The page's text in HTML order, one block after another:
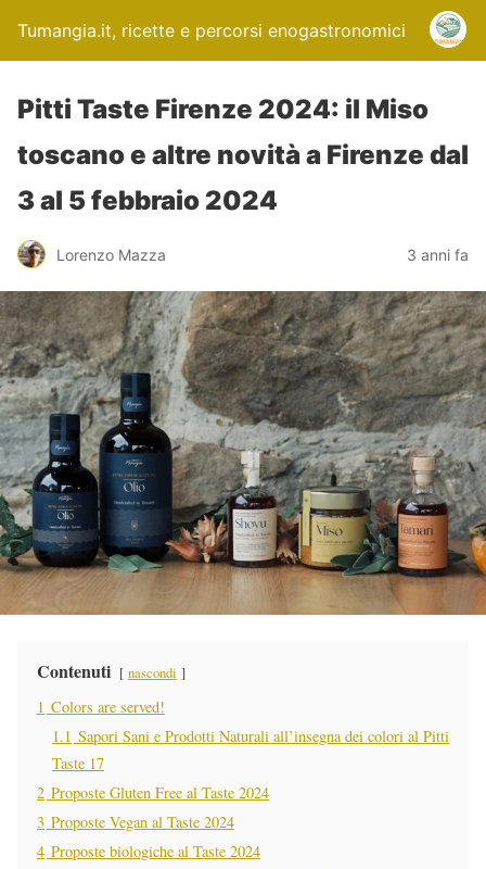
Tumangia.it, ricette e percorsi enogastronomici
Pitti Taste Firenze 2024: il Miso
toscano e altre novità a Firenze dal
3 al 5 febbraio 2024
Lorenzo Mazza 3 anni fa
Contenuti nascondi
1 Colors are served!
1.1 Sapori Sani e Prodotti Naturali all’insegna dei colori al Pitti
Taste 17
2 Proposte Gluten Free al Taste 2024
3 Proposte Vegan al Taste 2024
4 Proposte biologiche al Taste 2024